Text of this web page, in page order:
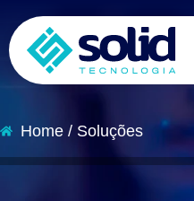
Home / Soluções